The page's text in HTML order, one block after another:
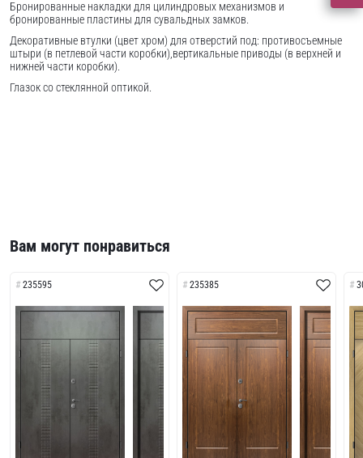
Бронированные накладки для цилиндровых механизмов и
бронированные пластины для сувальдных замков.
Декоративные втулки (цвет хром) для отверстий под: противосъемные
штыри (в петлевой части коробки),вертикальные приводы (в верхней и
нижней части коробки).
Глазок со стеклянной оптикой.
Вам могут понравиться
235595 235385